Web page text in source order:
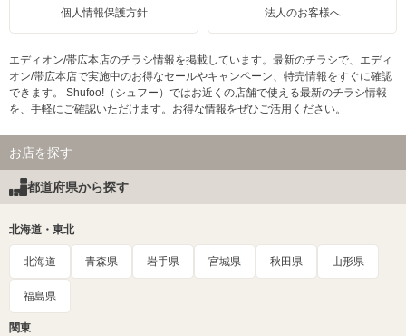
個人情報保護方針 法人のお客様へ
エディオン/帯広本店のチラシ情報を掲載しています。最新のチラシで、エディ
オン/帯広本店で実施中のお得なセールやキャンペーン、特売情報をすぐに確認
できます。 Shufoo!（シュフー）ではお近くの店舗で使える最新のチラシ情報
を、手軽にご確認いただけます。お得な情報をぜひご活用ください。
お店を探す
都道府県から探す
北海道・東北
北海道 青森県 岩手県 宮城県 秋田県 山形県
福島県
関東